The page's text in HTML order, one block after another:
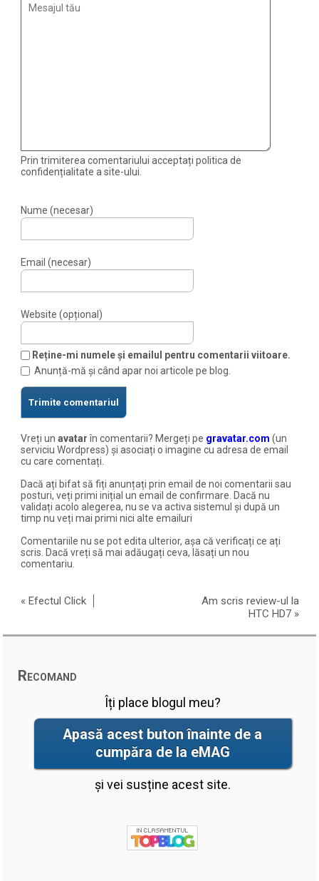
Prin trimiterea comentariului acceptați politica de
confidențialitate a site-ului.
Nume (necesar)
Email (necesar)
Website (opțional)
Reține-mi numele și emailul pentru comentarii viitoare.
Anunță-mă și când apar noi articole pe blog.
Vreți unavatarîn comentarii? Mergeți pe gravatar.com (un
serviciu Wordpress) și asociați o imagine cu adresa de email
cu care comentați.
Dacă ați bifat să fiți anunțați prin email de noi comentarii sau
posturi, veți primi inițial un email de confirmare. Dacă nu
validați acolo alegerea, nu se va activa sistemul și după un
timp nu veți mai primi nici alte emailuri
Comentariile nu se pot edita ulterior, așa că verificați ce ați
scris. Dacă vreți să mai adăugați ceva, lăsați un nou
comentariu.
«Efectul Click
Am scris review-ul la
HTC HD7 »
Recomand
Îți place blogul meu?
Apasă acest buton înainte de a
cumpăra de la eMAG
și vei susține acest site.